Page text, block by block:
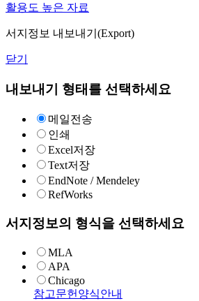
활용도 높은 자료
서지정보 내보내기(Export)
닫기
내보내기 형태를 선택하세요
메일전송
인쇄
Excel저장
Text저장
EndNote / Mendeley
RefWorks
서지정보의 형식을 선택하세요
MLA
APA
Chicago
참고문헌양식안내